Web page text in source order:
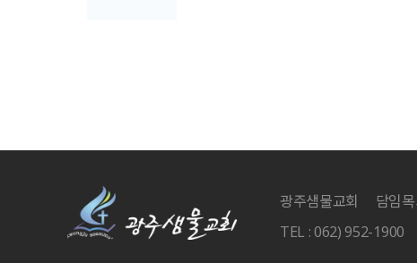
광주샘물교회 담임
TEL : 062) 952-1900